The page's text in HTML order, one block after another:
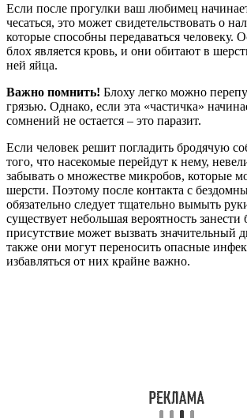
Если после прогулки ваш любимец
чесаться, это может свидетельствовать о
которые способны передаваться человеку.
блох является кровь, и они обитают в
ней яйца.
Важно помнить! Блоху легко можно
грязью. Однако, если эта «частичка»
сомнений не остается – это паразит.
Если человек решит погладить бродячую
того, что насекомые перейдут к нему,
забывать о множестве микробов, которые
шерсти. Поэтому после контакта с
обязательно следует тщательно вымыть
существует небольшая вероятность
присутствие может вызвать значительный
также они могут переносить опасные
избавляться от них крайне важно.